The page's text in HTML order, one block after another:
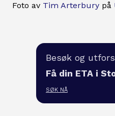
Foto av Tim Arterbury på
Besøk og
Få din ETA i
SØK NÅ